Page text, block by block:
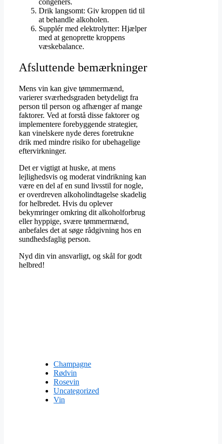
Drik langsomt: Giv kroppen tid til
at behandle alkoholen.
Supplér med elektrolytter: Hjælper
med at genoprette kroppens
væskebalance.
Afsluttende bemærkninger
Mens vin kan give tømmermænd,
varierer sværhedsgraden betydeligt fra
person til person og afhænger af mange
faktorer. Ved at forstå disse faktorer og
implementere forebyggende strategier,
kan vinelskere nyde deres foretrukne
drik med mindre risiko for ubehagelige
eftervirkninger.
Det er vigtigt at huske, at mens
lejlighedsvis og moderat vindrikning kan
være en del af en sund livsstil for nogle,
er overdreven alkoholindtagelse skadelig
for helbredet. Hvis du oplever
bekymringer omkring dit alkoholforbrug
eller hyppige, svære tømmermænd,
anbefales det at søge rådgivning hos en
sundhedsfaglig person.
Nyd din vin ansvarligt, og skål for godt
helbred!
Champagne
Rødvin
Rosevin
Uncategorized
Vin